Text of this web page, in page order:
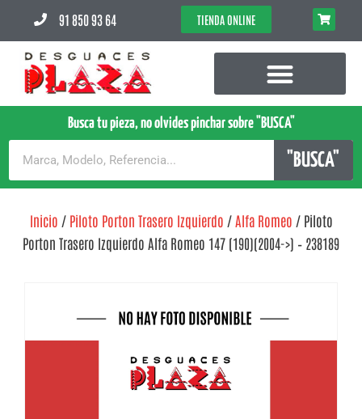
91 850 93 64 TIENDA ONLINE
Busca tu pieza, no olvides pinchar sobre "BUSCA"
"BUSCA"
Inicio / Piloto Porton Trasero Izquierdo / Alfa Romeo / Piloto
Porton Trasero Izquierdo Alfa Romeo 147 (190)(2004->) – 238189